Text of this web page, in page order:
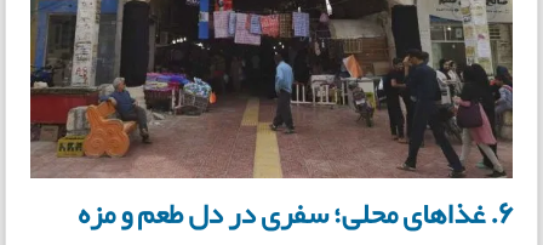
۶. غذاهای محلی؛ سفری در دل طعم و مزه